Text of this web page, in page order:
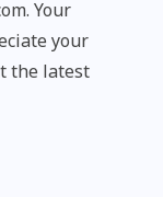
Your
your
the latest